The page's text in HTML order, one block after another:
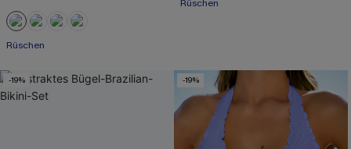
Rüschen
Rüschen
-19% -19%